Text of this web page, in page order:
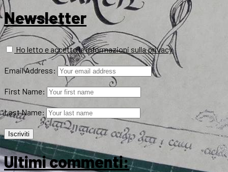
Newsletter
Ho letto e accetto le informazioni sulla privacy
Email Address:
First Name:
Last Name:
Ultimi commenti: